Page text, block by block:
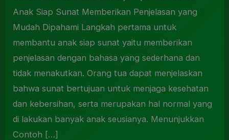
Anak Siap Sunat Memberikan Penjelasan yang
Mudah Dipahami Langkah pertama untuk
membantu anak siap sunat yaitu memberikan
penjelasan dengan bahasa yang sederhana dan
tidak menakutkan. Orang tua dapat menjelaskan
bahwa sunat bertujuan untuk menjaga kesehatan
dan kebersihan, serta merupakan hal normal yang
di lakukan banyak anak seusianya. Menunjukkan
Contoh […]